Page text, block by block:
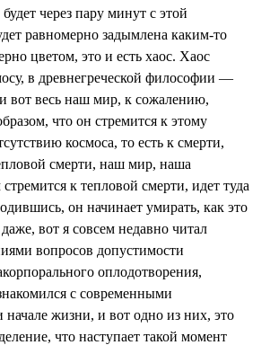
через пару минут с этой
равномерно задымлена каким-то
цветом, это и есть хаос. Хаос
в древнегреческой философии —
вот весь наш мир, к сожалению,
что он стремится к этому
космоса, то есть к смерти,
смерти, наш мир, наша
к тепловой смерти, идет туда
он начинает умирать, как это
вот я совсем недавно читал
вопросов допустимости
оплодотворения,
с современными
начале жизни, и вот одно из них, это
что наступает такой момент